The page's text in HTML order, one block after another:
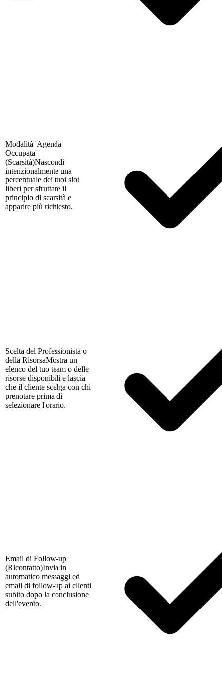
Modalità 'Agenda
Occupata'
(Scarsità)Nascondi
intenzionalmente una
percentuale dei tuoi slot
liberi per sfruttare il
principio di scarsità e
apparire più richiesto.
Scelta del Professionista o
della RisorsaMostra un
elenco del tuo team o delle
risorse disponibili e lascia
che il cliente scelga con chi
prenotare prima di
selezionare l'orario.
Email di Follow-up
(Ricontatto)Invia in
automatico messaggi ed
email di follow-up ai clienti
subito dopo la conclusione
dell'evento.